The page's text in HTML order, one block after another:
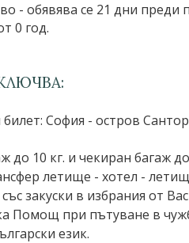
- обявява се 21 дни
0 год.
София - остров
до 10 кг. и чекиран багаж до
летище - хотел -
закуски в избрания от
Помощ при пътуване в
език.